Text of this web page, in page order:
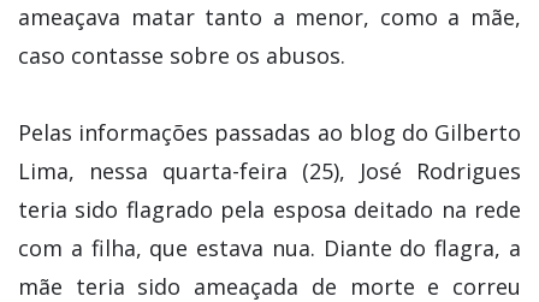
ameaçava matar tanto a menor, como a mãe,
caso contasse sobre os abusos.
Pelas informações passadas ao blog do Gilberto
Lima, nessa quarta-feira (25), José Rodrigues
teria sido flagrado pela esposa deitado na rede
com a filha, que estava nua. Diante do flagra, a
mãe teria sido ameaçada de morte e correu